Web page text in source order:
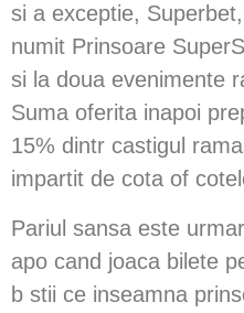
si a exceptie,
numit Prinsoare
si la doua evenimente
Suma oferita inapoi
15% dintr castigul
impartit de cota of
Pariul sansa este
apo cand joaca bilete
b stii ce inseamna